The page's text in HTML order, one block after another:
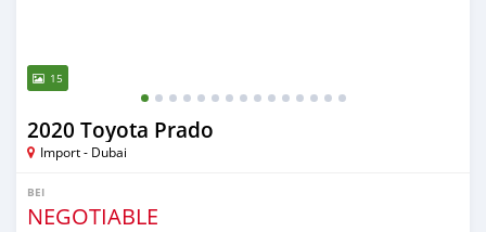
15
2020 Toyota Prado
Import - Dubai
BEI
NEGOTIABLE